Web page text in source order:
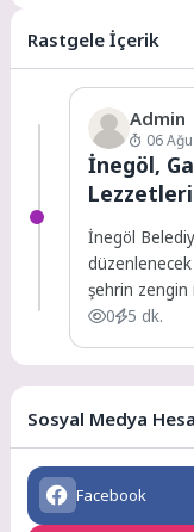
verdiği zam...
Rastgele İçerik
Admin
06
İnegöl,
İnegöl
şehrin
ve...
0 5 dk.
Sosyal Medya
Facebook